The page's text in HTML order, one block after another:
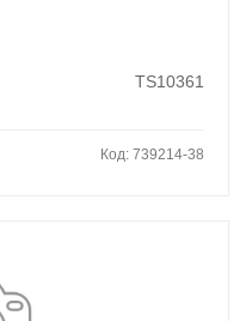
TS10361
Код: 739214-38